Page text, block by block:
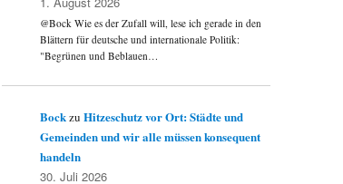
@Bock Wie es der Zufall will, lese ich gerade in den
Blättern für deutsche und internationale Politik:
"Begrünen und Beblauen…
BockzuHitzeschutz vor Ort: Städte und
Gemeinden und wir alle müssen konsequent
handeln
30. Juli 2026